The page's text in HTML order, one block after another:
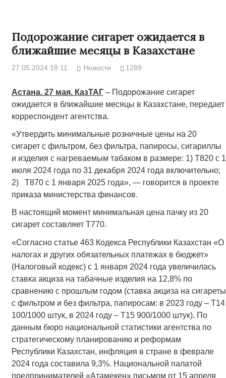
Подорожание сигарет ожидается в
ближайшие месяцы в Казахстане
27.05.2024 18:11 Новости 1289
Астана. 27 мая. КазТАГ– Подорожание сигарет
ожидается в ближайшие месяцы в Казахстане, передает
корреспондент агентства.
«Утвердить минимальные розничные цены на 20
сигарет с фильтром, без фильтра, папиросы, сигариллы
и изделия с нагреваемым табаком в размере: 1) Т820 с 1
июля 2024 года по 31 декабря 2024 года включительно;
2) Т870 с 1 января 2025 года», — говорится в проекте
приказа министерства финансов.
В настоящий момент минимальная цена пачку из 20
сигарет составляет Т770.
«Согласно статье 463 Кодекса Республики Казахстан «О
налогах и других обязательных платежах в бюджет»
(Налоговый кодекс) с 1 января 2024 года увеличилась
ставка акциза на табачные изделия на 12,8% по
сравнению с прошлым годом (ставка акциза на сигареты
с фильтром и без фильтра, папиросам: в 2023 году – Т14
100/1000 штук, в 2024 году – Т15 900/1000 штук). По
данным бюро национальной статистики агентства по
стратегическому планированию и реформам
Республики Казахстан, инфляция в стране в феврале
2024 года составила 9,3%. Национальной палатой
предпринимателей «Атамекен» письмом от 15 апреля